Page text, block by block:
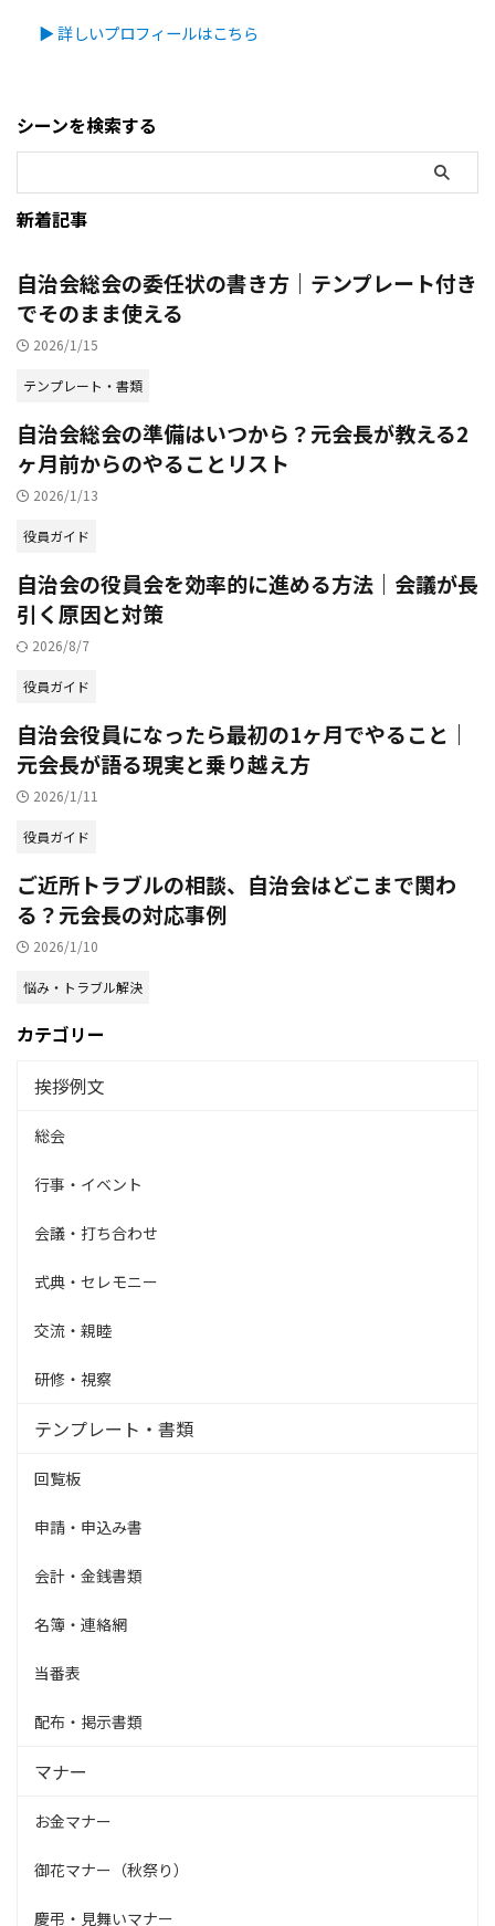
▶ 詳しいプロフィールはこちら
シーンを検索する
新着記事
自治会総会の委任状の書き方｜テンプレート付き
でそのまま使える
2026/1/15
テンプレート・書類
自治会総会の準備はいつから？元会長が教える2
ヶ月前からのやることリスト
2026/1/13
役員ガイド
自治会の役員会を効率的に進める方法｜会議が長
引く原因と対策
2026/8/7
役員ガイド
自治会役員になったら最初の1ヶ月でやること｜
元会長が語る現実と乗り越え方
2026/1/11
役員ガイド
ご近所トラブルの相談、自治会はどこまで関わ
る？元会長の対応事例
2026/1/10
悩み・トラブル解決
カテゴリー
挨拶例文
総会
行事・イベント
会議・打ち合わせ
式典・セレモニー
交流・親睦
研修・視察
テンプレート・書類
回覧板
申請・申込み書
会計・金銭書類
名簿・連絡網
当番表
配布・掲示書類
マナー
お金マナー
御花マナー（秋祭り）
慶弔・見舞いマナー